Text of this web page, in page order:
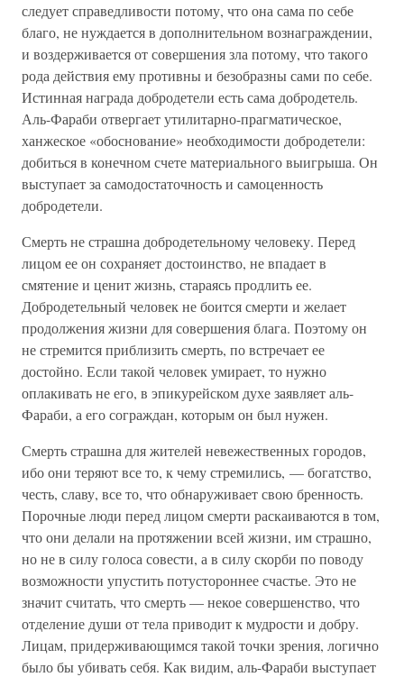
следует справедливости потому, что она сама по себе
благо, не нуждается в дополнительном вознаграждении,
и воздерживается от совершения зла потому, что такого
рода действия ему противны и безобразны сами по себе.
Истинная награда добродетели есть сама добродетель.
Аль-Фараби отвергает утилитарно-прагматическое,
ханжеское «обоснование» необходимости добродетели:
добиться в конечном счете материального выигрыша. Он
выступает за самодостаточность и самоценность
добродетели.
Смерть не страшна добродетельному человеку. Перед
лицом ее он сохраняет достоинство, не впадает в
смятение и ценит жизнь, стараясь продлить ее.
Добродетельный человек не боится смерти и желает
продолжения жизни для совершения блага. Поэтому он
не стремится приблизить смерть, по встречает ее
достойно. Если такой человек умирает, то нужно
оплакивать не его, в эпикурейском духе заявляет аль-
Фараби, а его сограждан, которым он был нужен.
Смерть страшна для жителей невежественных городов,
ибо они теряют все то, к чему стремились, — богатство,
честь, славу, все то, что обнаруживает свою бренность.
Порочные люди перед лицом смерти раскаиваются в том,
что они делали на протяжении всей жизни, им страшно,
но не в силу голоса совести, а в силу скорби по поводу
возможности упустить потустороннее счастье. Это не
значит считать, что смерть — некое совершенство, что
отделение души от тела приводит к мудрости и добру.
Лицам, придерживающимся такой точки зрения, логично
было бы убивать себя. Как видим, аль-Фараби выступает